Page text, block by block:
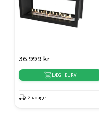
36.999 kr
LÆG I KURV
2-4 dage